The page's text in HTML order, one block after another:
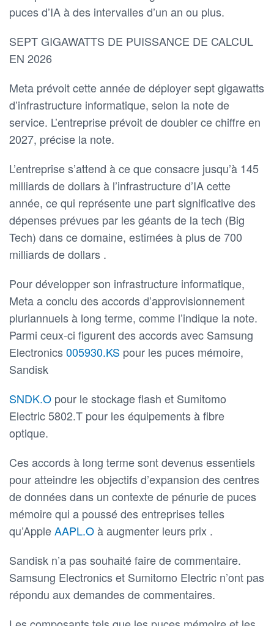
puces d’IA à des intervalles d’un an ou plus.
SEPT GIGAWATTS DE PUISSANCE DE CALCUL
EN 2026
Meta prévoit cette année de déployer sept gigawatts
d’infrastructure informatique, selon la note de
service. L’entreprise prévoit de doubler ce chiffre en
2027, précise la note.
L’entreprise s’attend à ce que consacre jusqu’à 145
milliards de dollars à l’infrastructure d’IA cette
année, ce qui représente une part significative des
dépenses prévues par les géants de la tech (Big
Tech) dans ce domaine, estimées à plus de 700
milliards de dollars .
Pour développer son infrastructure informatique,
Meta a conclu des accords d’approvisionnement
pluriannuels à long terme, comme l’indique la note.
Parmi ceux-ci figurent des accords avec Samsung
Electronics005930.KS pour les puces mémoire,
Sandisk
SNDK.O pour le stockage flash et Sumitomo
Electric 5802.T pour les équipements à fibre
optique.
Ces accords à long terme sont devenus essentiels
pour atteindre les objectifs d’expansion des centres
de données dans un contexte de pénurie de puces
mémoire qui a poussé des entreprises telles
qu’AppleAAPL.Oà augmenter leurs prix .
Sandisk n’a pas souhaité faire de commentaire.
Samsung Electronics et Sumitomo Electric n’ont pas
répondu aux demandes de commentaires.